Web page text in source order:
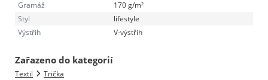
Gramáž
170 g/m²
Styl
lifestyle
Výstřih
V-výstřih
Zařazeno do kategorií
Textil Trička